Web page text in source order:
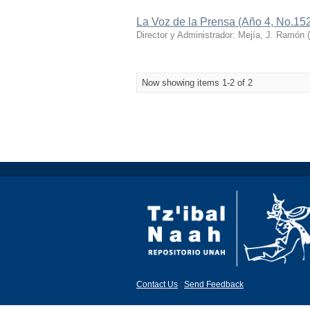
La Voz de la Prensa (Año 4,
Director y Administrador: Mejía, J. Ramón (
Now showing items 1-2 of 2
Contact Us Send Feedback